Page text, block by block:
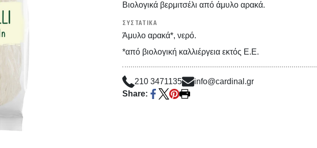
Βιολογικά βερμιτσέλι από άμυλο αρακά.
ΣΥΣΤΑΤΙΚΑ
Άμυλο αρακά*, νερό.
*από βιολογική καλλιέργεια εκτός Ε.Ε.
210 3471135
info@cardinal.gr
Share: